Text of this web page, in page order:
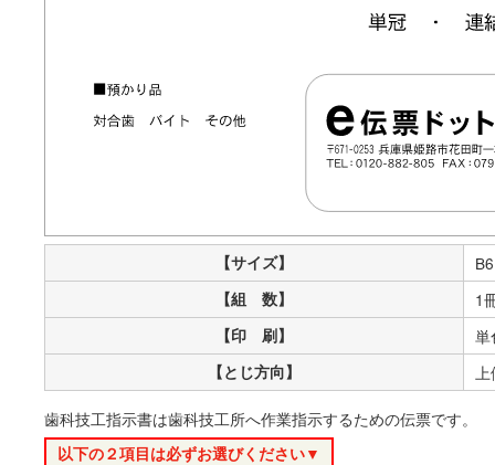
【サイズ】 B6
【組 数】 1
【印 刷】 単
【とじ方向】
歯科技工指示書は歯科技工所へ作業指示するための伝票です。
以下の２項目は必ずお選びください▼